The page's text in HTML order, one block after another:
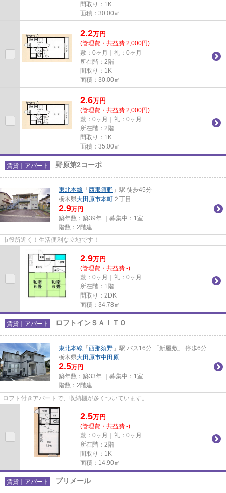
間取り：1K
面積：30.00㎡
2.2万円
(管理費・共益費 2,000円)
敷：0ヶ月｜礼：0ヶ月
所在階：2階
間取り：1K
面積：30.00㎡
2.6万円
(管理費・共益費 2,000円)
敷：0ヶ月｜礼：0ヶ月
所在階：2階
間取り：1K
面積：35.00㎡
賃貸｜アパート 野原第2コーポ
東北本線 「 西那須野 」駅 徒歩45分
栃木県大田原市本町 ２丁目
2.9万円
築年数：築39年 ｜募集中： 1室
階数：2階建
市役所近く！生活便利な立地です！
2.9万円
(管理費・共益費 -)
敷：0ヶ月｜礼：0ヶ月
所在階：1階
間取り：2DK
面積：34.78㎡
賃貸｜アパート ロフトインＳＡＩＴＯ
東北本線 「 西那須野 」駅 バス16分 「新屋敷」 停歩6分
栃木県大田原市中田原
2.5万円
築年数：築33年 ｜募集中： 1室
階数：2階建
ロフト付きアパートで、収納棚が多くついています。
2.5万円
(管理費・共益費 -)
敷：0ヶ月｜礼：0ヶ月
所在階：2階
間取り：1K
面積：14.90㎡
賃貸｜アパート プリメール